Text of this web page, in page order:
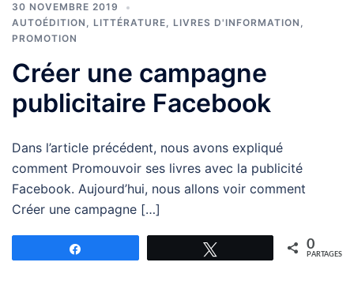
30 NOVEMBRE 2019
AUTOÉDITION , LITTÉRATURE, LIVRES D'INFORMATION ,
PROMOTION
Créer une campagne
publicitaire Facebook
Dans l’article précédent, nous avons expliqué
comment Promouvoir ses livres avec la publicité
Facebook. Aujourd’hui, nous allons voir comment
Créer une campagne […]
0
PARTAGES